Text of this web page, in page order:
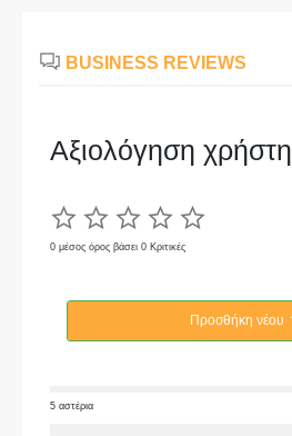
BUSINESS REVIEWS
Αξιολόγηση χρήστη
0 μέσος όρος βάσει 0 Κριτικές
Προσθήκη νέου
5 αστέρια